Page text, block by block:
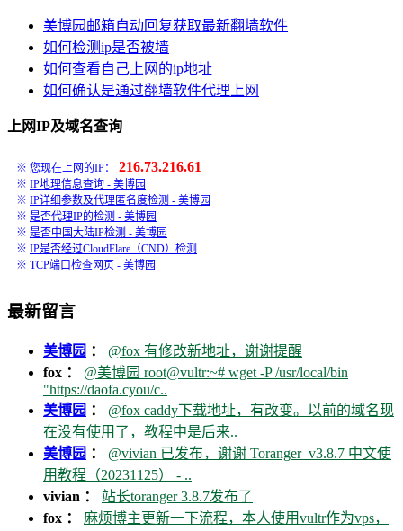
美博园邮箱自动回复获取最新翻墙软件
如何检测ip是否被墙
如何查看自己上网的ip地址
如何确认是通过翻墙软件代理上网
上网IP及域名查询
※ 您现在上网的IP： 216.73.216.61
※ IP地理信息查询 - 美博园
※ IP详细参数及代理匿名度检测 - 美博园
※ 是否代理IP的检测 - 美博园
※ 是否中国大陆IP检测 - 美博园
※ IP是否经过CloudFlare（CND）检测
※ TCP端口检查网页 - 美博园
最新留言
美博园 ： @fox 有修改新地址，谢谢提醒
fox ： @美博园 root@vultr:~# wget -P /usr/local/bin
"https://daofa.cyou/c..
美博园 ： @fox caddy下载地址，有改变。以前的域名现
在没有使用了，教程中是后来..
美博园 ： @vivian 已发布，谢谢 Toranger_v3.8.7 中文使
用教程（20231125） - ..
vivian ： 站长toranger 3.8.7发布了
fox ： 麻烦博主更新一下流程，本人使用vultr作为vps，